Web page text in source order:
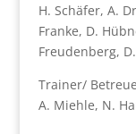
H. Schäfer, A.
Franke, D.
Freudenberg,
Trainer/
A. Miehle, N.